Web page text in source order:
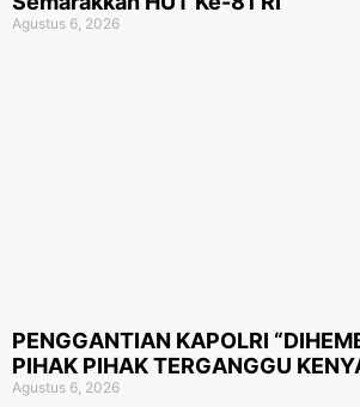
Agustus 6, 2026
PENGGANTIAN KAPOLRI
PIHAK PIHAK TERGANGGU
Agustus 6, 2026